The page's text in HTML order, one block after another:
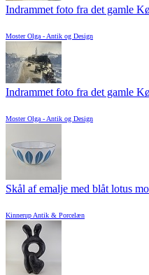
Indrammet foto fra det gamle
Moster Olga - Antik og Design
Indrammet foto fra det gamle
Moster Olga - Antik og Design
Skål af emalje med blåt lotus
Kinnerup Antik & Porcelæn